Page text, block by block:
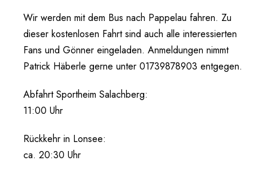
Wir werden mit dem Bus nach Pappelau fahren. Zu
dieser kostenlosen Fahrt sind auch alle interessierten
Fans und Gönner eingeladen. Anmeldungen nimmt
Patrick Häberle gerne unter 01739878903 entgegen.
Abfahrt Sportheim Salachberg:
11:00 Uhr
Rückkehr in Lonsee:
ca. 20:30 Uhr